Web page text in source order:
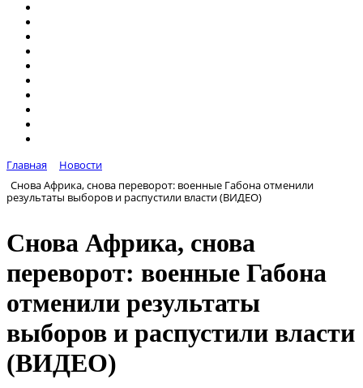
Главная
Новости
Снова Африка, снова переворот: военные Габона отменили
результаты выборов и распустили власти (ВИДЕО)
Снова Африка, снова
переворот: военные Габона
отменили результаты
выборов и распустили власти
(ВИДЕО)